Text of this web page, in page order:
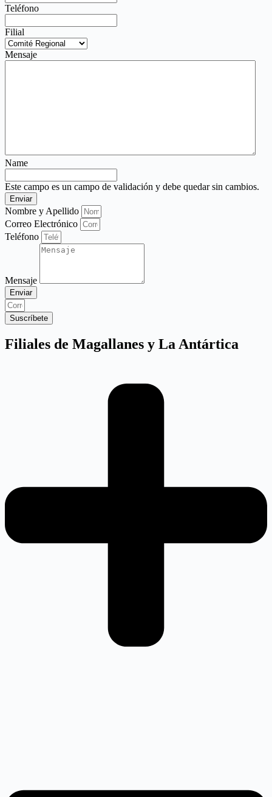
Teléfono
Filial
Mensaje
Name
Este campo es un campo de validación y debe quedar sin cambios.
Nombre y Apellido
Correo Electrónico
Teléfono
Mensaje
Enviar
Suscríbete
Filiales de Magallanes y La Antártica